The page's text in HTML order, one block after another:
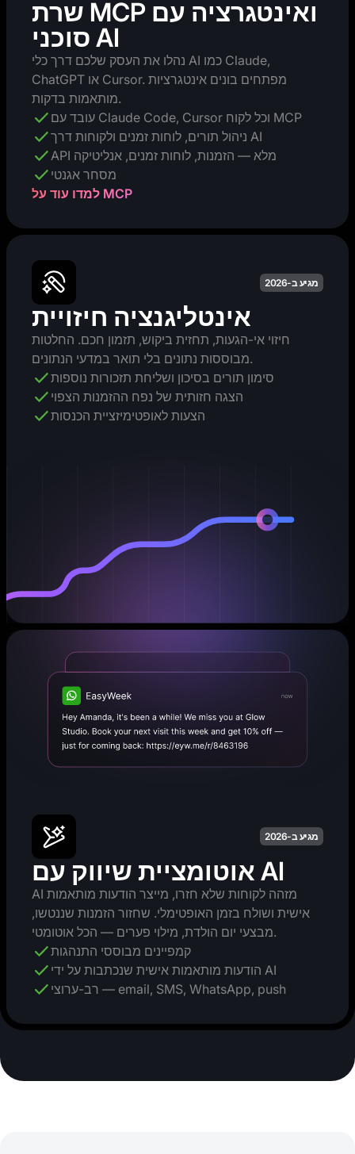
שרת MCP ואינטגרציה עם
סוכני AI
נהלו את העסק שלכם דרך כלי AI כמו Claude,
ChatGPT או Cursor. מפתחים בונים אינטגרציות
מותאמות בדקות.
עובד עם Claude Code, Cursor וכל לקוח MCP
ניהול תורים, לוחות זמנים ולקוחות דרך AI
API מלא — הזמנות, לוחות זמנים, אנליטיקה
מסחר אגנטי
למדו עוד על MCP
מגיע ב-2026
אינטליגנציה חיזויית
חיזוי אי-הגעות, תחזית ביקוש, תזמון חכם. החלטות
מבוססות נתונים בלי תואר במדעי הנתונים.
סימון תורים בסיכון ושליחת תזכורות נוספות
הצגה חזותית של נפח ההזמנות הצפוי
הצעות לאופטימיזציית הכנסות
מגיע ב-2026
אוטומציית שיווק עם AI
AI מזהה לקוחות שלא חזרו, מייצר הודעות מותאמות
אישית ושולח בזמן האופטימלי. שחזור הזמנות שננטשו,
מבצעי יום הולדת, מילוי פערים — הכל אוטומטי.
קמפיינים מבוססי התנהגות
הודעות מותאמות אישית שנכתבות על ידי AI
רב-ערוצי — email, SMS, WhatsApp, push